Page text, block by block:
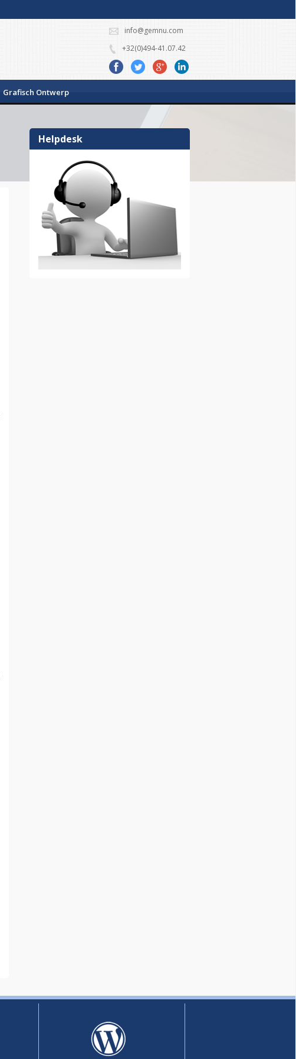
info@gemnu.com
+32(0)494-41.07.42
Grafisch Ontwerp
Helpdesk